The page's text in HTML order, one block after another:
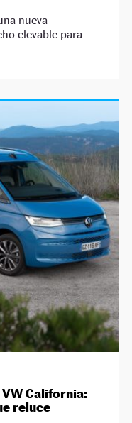
nueva
elevable para
VW California:
reluce